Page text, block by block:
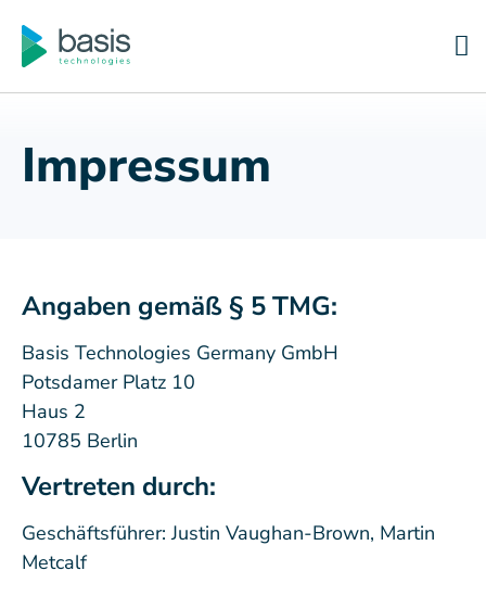
Impressum
Angaben gemäß § 5 TMG:
Basis Technologies Germany GmbH
Potsdamer Platz 10
Haus 2
10785 Berlin
Vertreten durch:
Geschäftsführer:Justin Vaughan-Brown, Martin
Metcalf